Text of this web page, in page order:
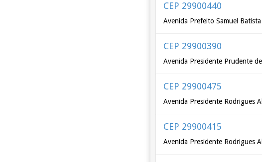
CEP 29900440
Avenida Prefeito Samuel
CEP 29900390
Avenida Presidente Prudente
CEP 29900475
Avenida Presidente Rodrigues
CEP 29900415
Avenida Presidente Rodrigues